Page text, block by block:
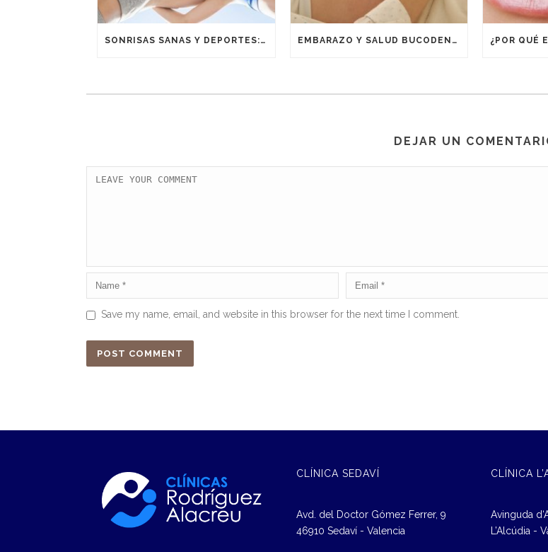
SONRISAS SANAS Y DEPORTES: UNA ALIANZA GANADORA EMBARAZO Y SALUD BUCODENTAL
DEJAR UN
Save my name, email, and website in this browser for the next time I comment.
CLÍNICA SEDAVÍ
Avd. del Doctor Gómez Ferrer, 9
46910 Sedaví - Valencia
CLÍNICA
Avinguda
L’Alcúdia -